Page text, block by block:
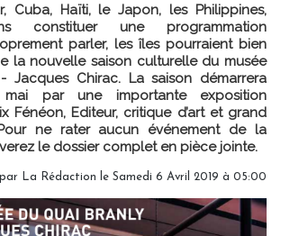
Cuba, Haïti, le Japon, les Philippines,
constituer une programmation
parler, les îles pourraient bien
la nouvelle saison culturelle du musée
Jacques Chirac. La saison démarrera
mai par une importante exposition
Fénéon, Editeur, critique d’art et grand
ne rater aucun événement de la
le dossier complet en pièce jointe.
La Rédaction le Samedi 6 Avril 2019 à 05:00